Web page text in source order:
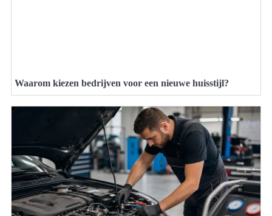
Waarom kiezen bedrijven voor een nieuwe huisstijl?